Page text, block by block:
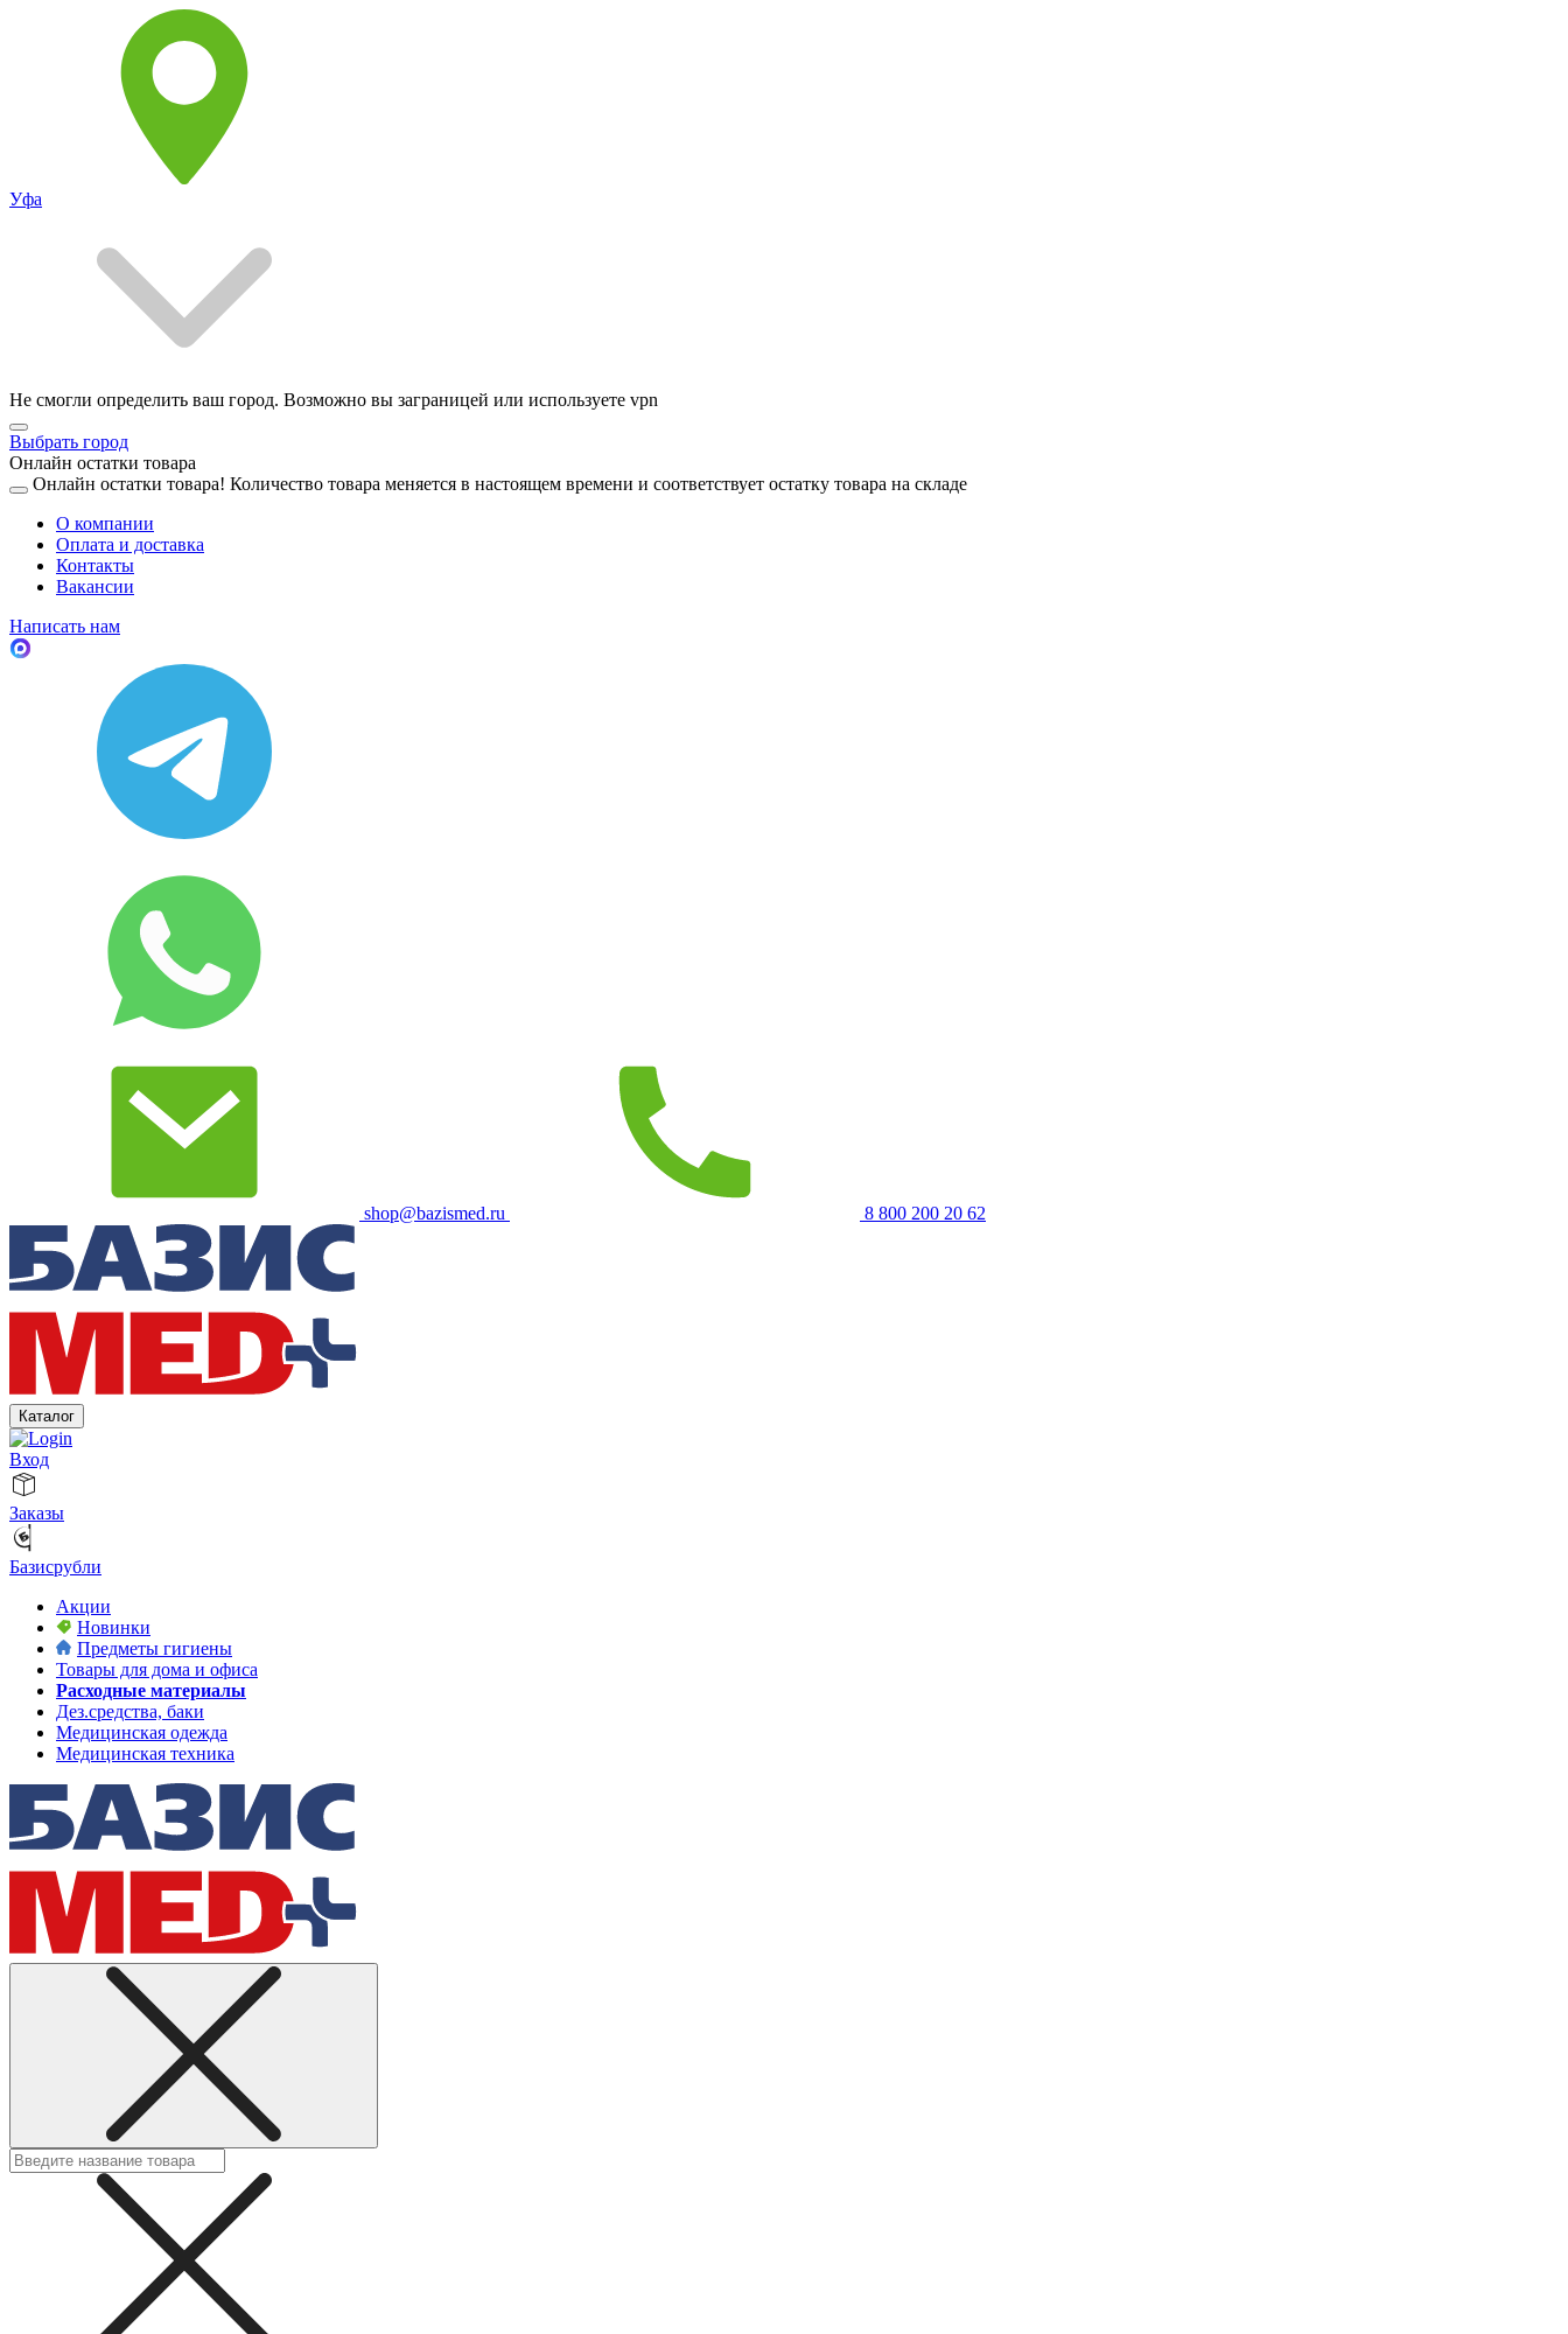
Уфа
Не смогли определить ваш город. Возможно вы заграницей или используете vpn
Выбрать город
Онлайн остатки товара
Онлайн остатки товара! Количество товара меняется в настоящем времени и соответствует остатку товара на складе
О компании
Оплата и доставка
Контакты
Вакансии
Написать нам
shop@bazismed.ru 8 800 200 20 62
Каталог
Вход
Заказы
Базисрубли
Акции
Новинки
Предметы гигиены
Товары для дома и офиса
Расходные материалы
Дез.средства, баки
Медицинская одежда
Медицинская техника